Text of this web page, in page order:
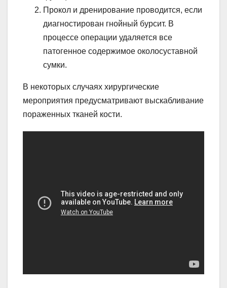
Прокол и дренирование проводится, если
диагностирован гнойный бурсит. В
процессе операции удаляется все
патогенное содержимое околосуставной
сумки.
В некоторых случаях хирургические
мероприятия предусматривают выскабливание
пораженных тканей кости.